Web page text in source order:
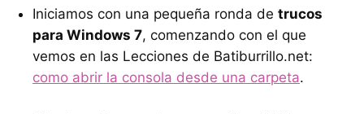
Iniciamos con una pequeña ronda de trucos
para Windows 7, comenzando con el que
vemos en las Lecciones de Batiburrillo.net:
como abrir la consola desde una carpeta.